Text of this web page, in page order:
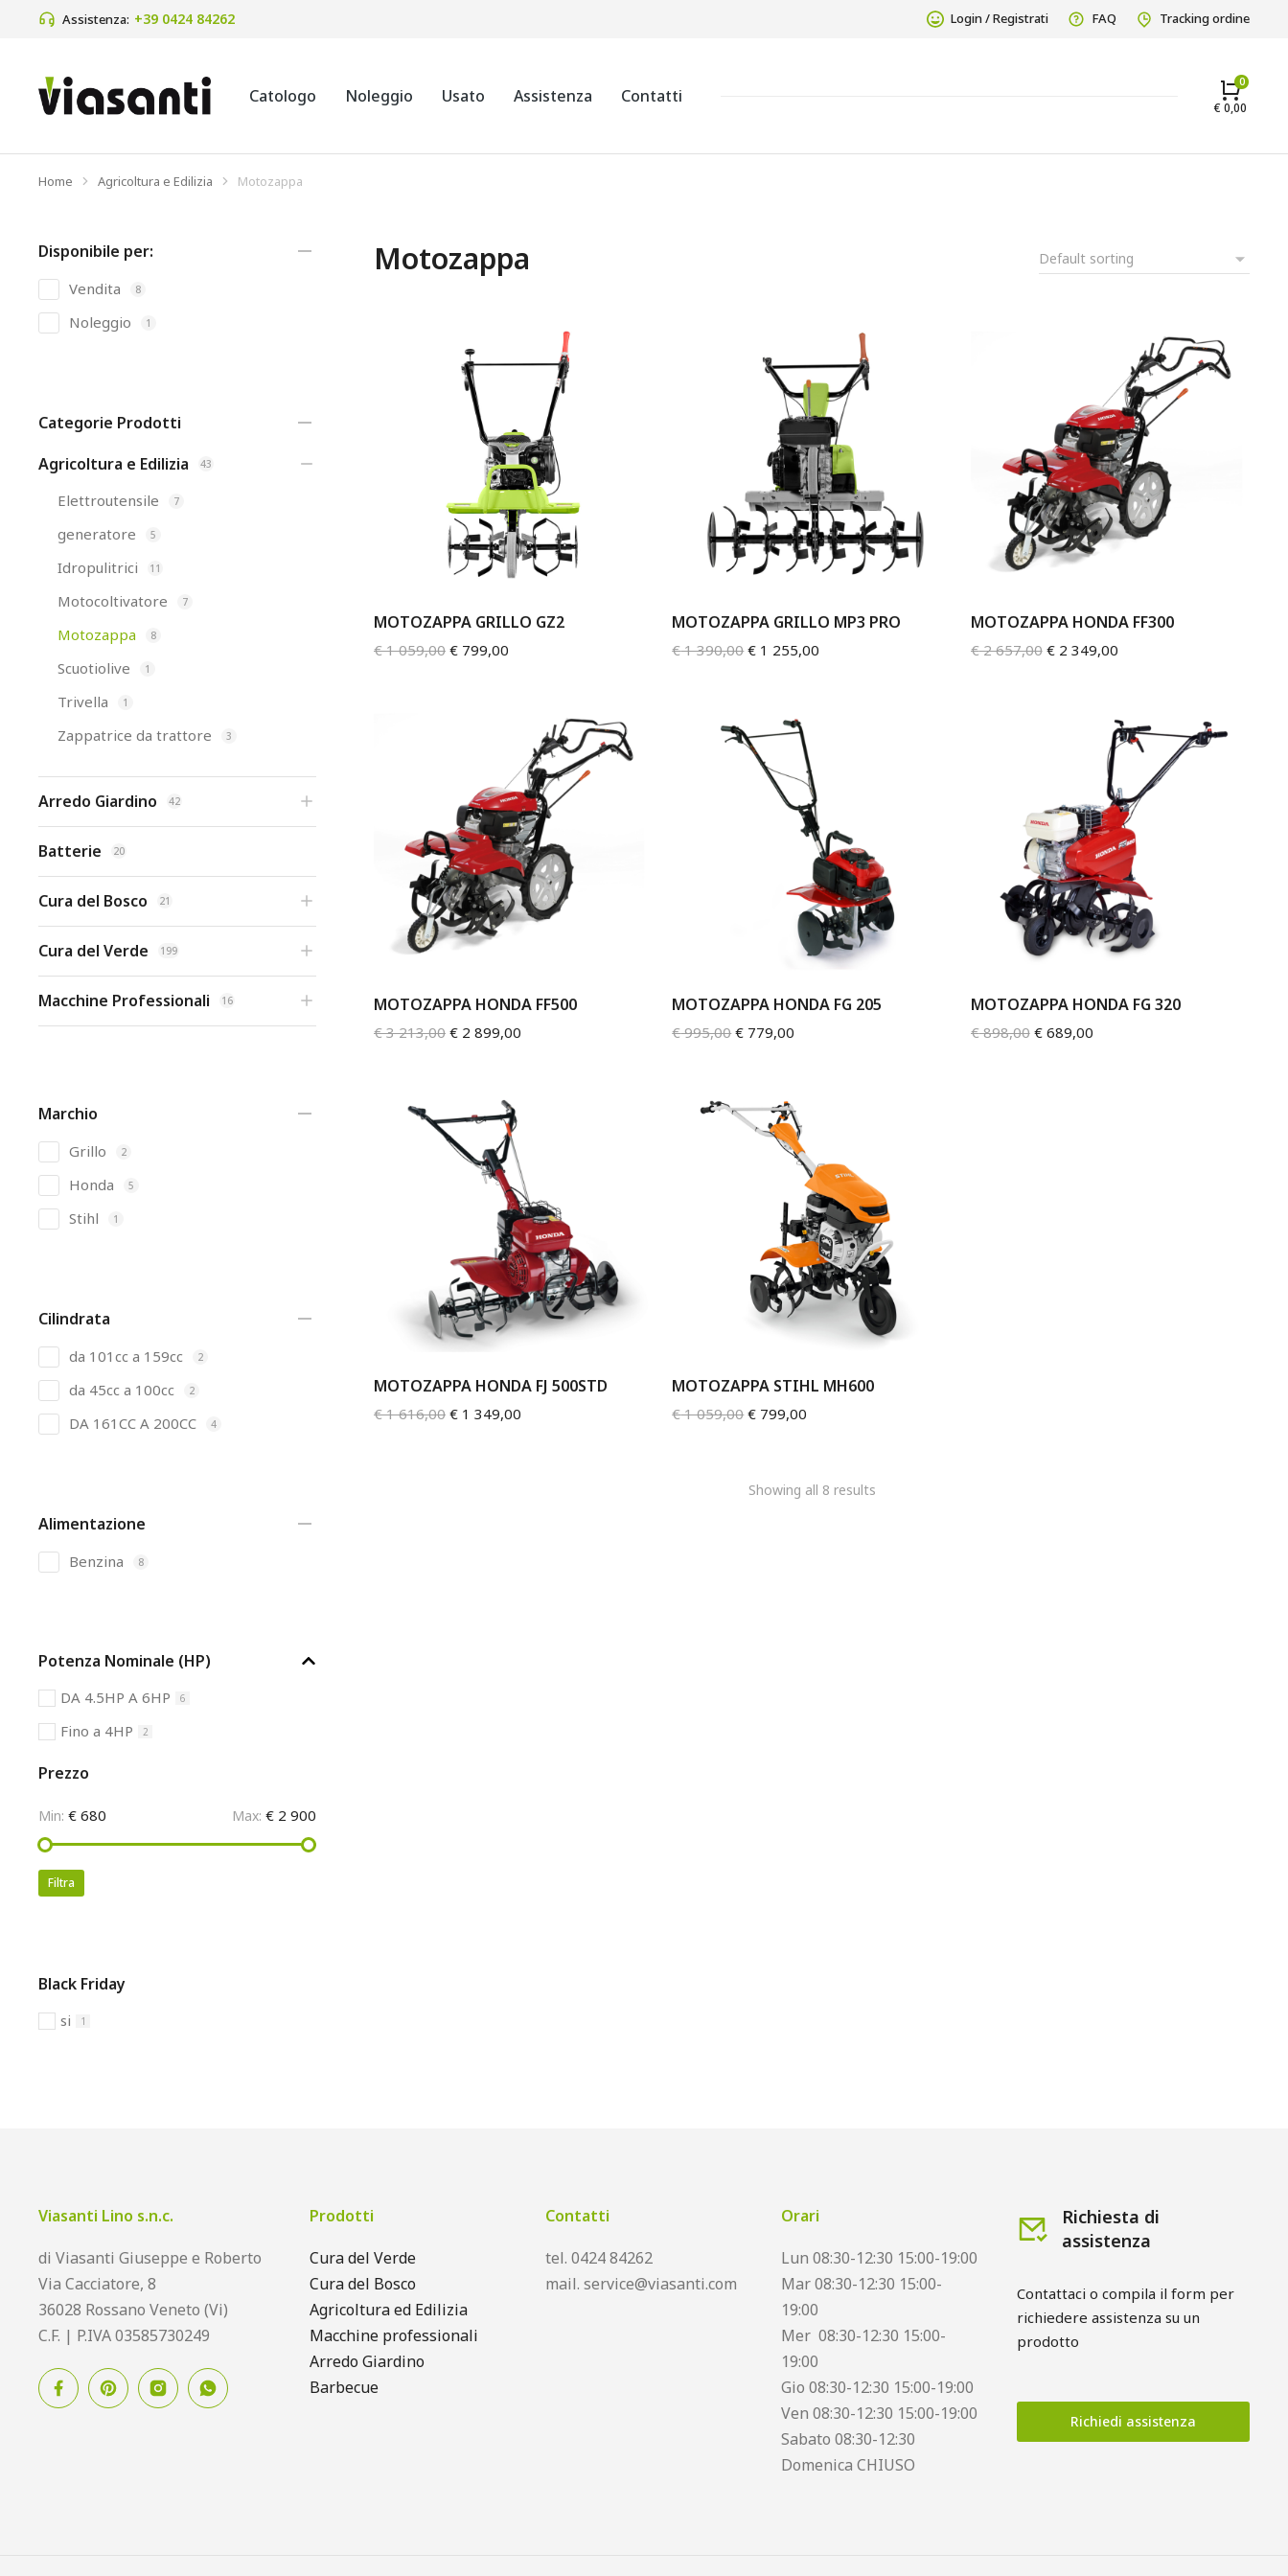
Assistenza: +39 0424 84262 Login / Registrati FAQ Tracking ordine
Catologo Noleggio Usato Assistenza Contatti
€ 0,00
Tu sei qui:
Home Agricoltura e Edilizia Motozappa
Disponibile per:
Vendita 8
Noleggio 1
Categorie Prodotti
Agricoltura e Edilizia
43
Elettroutensile 7
generatore 5
Idropulitrici 11
Motocoltivatore 7
Motozappa 8
Scuotiolive 1
Trivella 1
Zappatrice da trattore 3
Arredo Giardino 42
Batterie 20
Cura del Bosco 21
Cura del Verde 199
Macchine Professionali 16
Marchio
Grillo 2
Honda 5
Stihl 1
Cilindrata
da 101cc a 159cc 2
da 45cc a 100cc 2
DA 161CC A 200CC 4
Alimentazione
Benzina 8
Potenza Nominale (HP)
DA 4.5HP A 6HP 6
Fino a 4HP 2
Prezzo
Min: € 680 Max: € 2 900
Filtra
Black Friday
si 1
Motozappa
MOTOZAPPA GRILLO GZ2
€1 059,00 € 799,00
MOTOZAPPA GRILLO MP3 PRO
€1 390,00 € 1 255,00
MOTOZAPPA HONDA FF300
€2 657,00 €2 349,00
MOTOZAPPA HONDA FF500
€3 213,00 € 2 899,00
MOTOZAPPA HONDA FG 205
€995,00 € 779,00
MOTOZAPPA HONDA FG 320
€898,00 €689,00
MOTOZAPPA HONDA FJ 500STD
€1 616,00 € 1 349,00
MOTOZAPPA STIHL MH600
€1 059,00 € 799,00
Showing all 8 results
Viasanti Lino s.n.c.
di Viasanti Giuseppe e Roberto
Via Cacciatore, 8
36028 Rossano Veneto (Vi)
C.F. | P.IVA 03585730249
Prodotti
Cura del Verde
Cura del Bosco
Agricoltura ed Edilizia
Macchine professionali
Arredo Giardino
Barbecue
Contatti
tel. 0424 84262
mail. service@viasanti.com
Orari
Lun 08:30-12:30 15:00-19:00
Mar 08:30-12:30 15:00-
19:00
Mer 08:30-12:30 15:00-
19:00
Gio 08:30-12:30 15:00-19:00
Ven 08:30-12:30 15:00-19:00
Sabato 08:30-12:30
Domenica CHIUSO
Richiesta di
assistenza
Contattaci o compila il form per
richiedere assistenza su un
prodotto
Richiedi assistenza